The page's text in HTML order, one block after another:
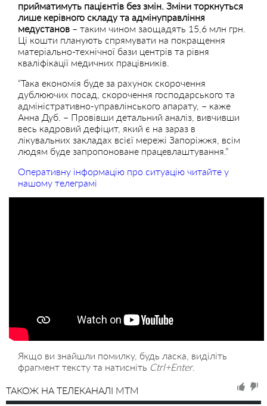
прийматимуть пацієнтів без змін. Зміни торкнуться
лише керівного складу та адмінуправління
медустанов – таким чином заощадять 15,6 млн грн.
Ці кошти планують спрямувати на покращення
матеріально-технічної бази центрів та рівня
кваліфікації медичних працівників.
“Така економія буде за рахунок скорочення
дублюючих посад, скорочення господарського та
адміністративно-управлінського апарату, – каже
Анна Дуб. – Провівши детальний аналіз, вивчивши
весь кадровий дефіцит, який є на зараз в
лікувальних закладах всієї мережі Запоріжжя, всім
людям буде запропоноване працевлаштування.”
Оперативну інформацію про ситуацію читайте у
нашому телеграмі
Якщо ви знайшли помилку, будь ласка, виділіть
фрагмент тексту та натисніть Ctrl+Enter.
ТАКОЖ НА ТЕЛЕКАНАЛІ MTM